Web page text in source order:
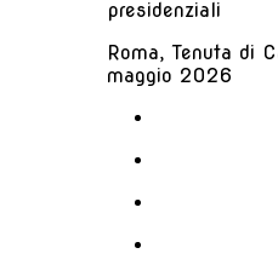
presidenziali
Roma, Tenuta di
maggio 2026